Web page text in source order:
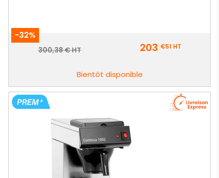
-32%
Prix
Prix
300,38 € HT 203 €51 HT
Bientôt disponible